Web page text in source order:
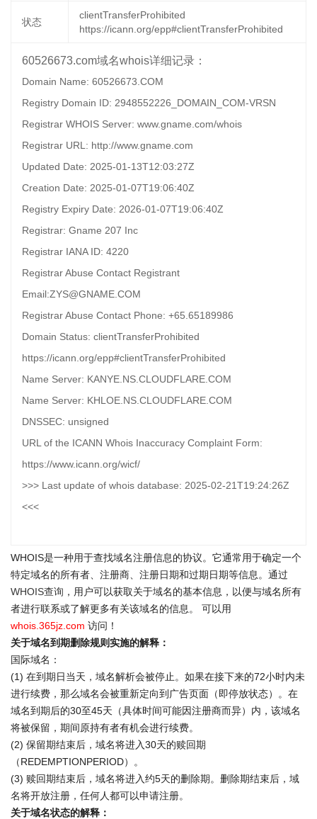
状态
clientTransferProhibited
https://icann.org/epp#clientTransferProhibited
60526673.com域名whois详细记录：
Domain Name: 60526673.COM
Registry Domain ID: 2948552226_DOMAIN_COM-VRSN
Registrar WHOIS Server: www.gname.com/whois
Registrar URL: http://www.gname.com
Updated Date: 2025-01-13T12:03:27Z
Creation Date: 2025-01-07T19:06:40Z
Registry Expiry Date: 2026-01-07T19:06:40Z
Registrar: Gname 207 Inc
Registrar IANA ID: 4220
Registrar Abuse Contact Registrant
Email:ZYS@GNAME.COM
Registrar Abuse Contact Phone: +65.65189986
Domain Status: clientTransferProhibited
https://icann.org/epp#clientTransferProhibited
Name Server: KANYE.NS.CLOUDFLARE.COM
Name Server: KHLOE.NS.CLOUDFLARE.COM
DNSSEC: unsigned
URL of the ICANN Whois Inaccuracy Complaint Form:
https://www.icann.org/wicf/
>>> Last update of whois database: 2025-02-21T19:24:26Z
<<<
WHOIS是一种用于查找域名注册信息的协议。它通常用于确定一个
特定域名的所有者、注册商、注册日期和过期日期等信息。通过
WHOIS查询 ，用户可以获取关于域名的基本信息，以便与域名所有
者进行联系或了解更多有关该域名的信息。 可以用
whois.365jz.com 访问！
关于域名到期删除规则实施的解释：
国际域名：
(1) 在到期日当天，域名解析会被停止。如果在接下来的72小时内未
进行续费，那么域名会被重新定向到广告页面（即停放状态）。在
域名到期后的30至45天（具体时间可能因注册商而异）内，该域名
将被保留，期间原持有者有机会进行续费。
(2) 保留期结束后，域名将进入30天的赎回期
（REDEMPTIONPERIOD）。
(3) 赎回期结束后，域名将进入约5天的删除期。删除期结束后，域
名将开放注册，任何人都可以申请注册。
关于域名状态的解释：